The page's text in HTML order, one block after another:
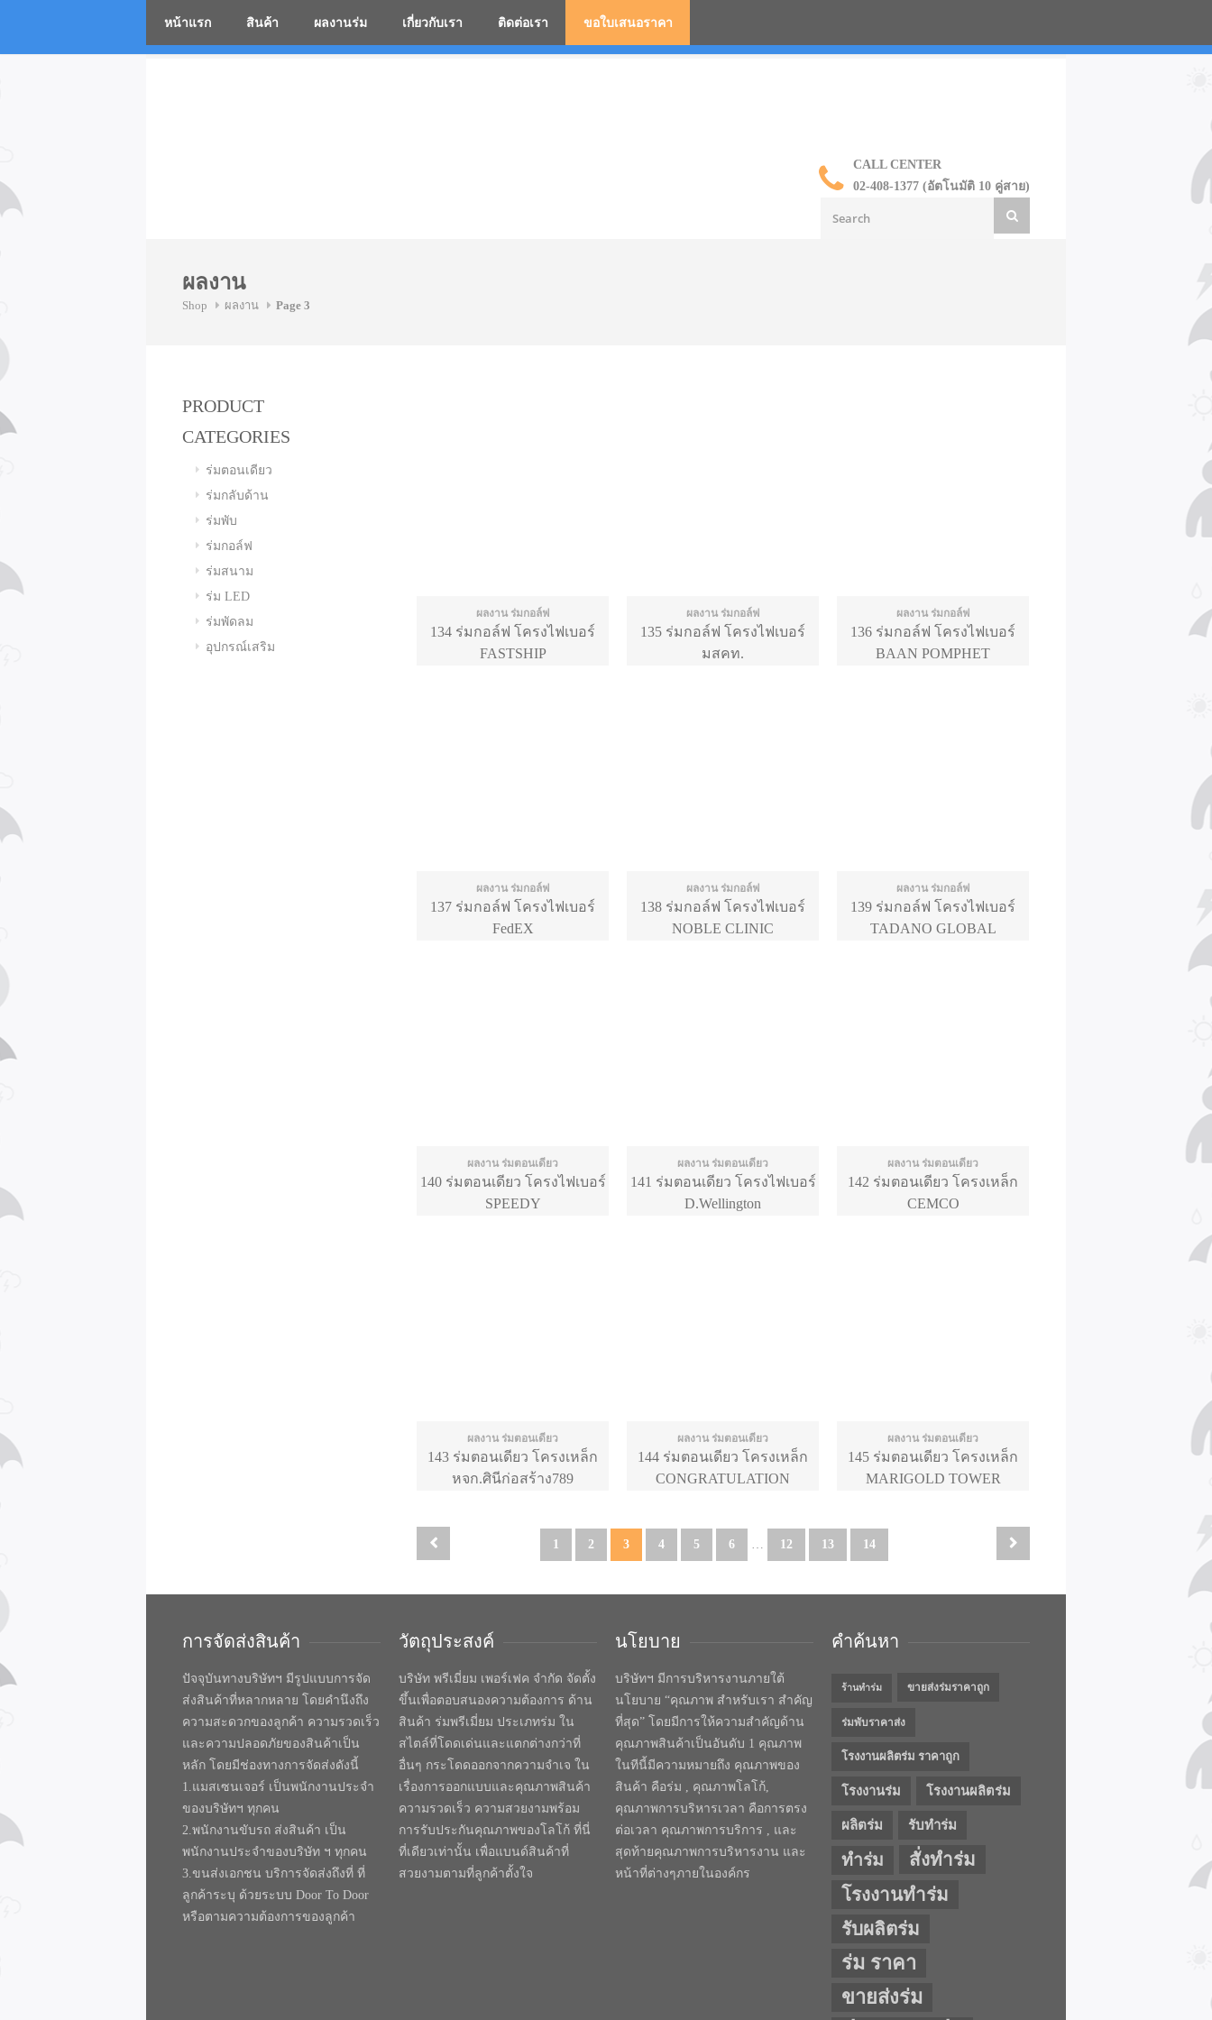
CALL CENTER
02-408-1377 (อัตโนมัติ 10 คู่สาย)
หน้าแรก สินค้า ผลงานร่ม เกี่ยวกับเรา ติดต่อเรา ขอใบเสนอราคา
ผลงาน
Shop ผลงาน Page 3
PRODUCT
CATEGORIES
ร่มตอนเดียว
ร่มกลับด้าน
ร่มพับ
ร่มกอล์ฟ
ร่มสนาม
ร่ม LED
ร่มพัดลม
อุปกรณ์เสริม
ผลงาน ร่มกอล์ฟ
134 ร่มกอล์ฟ โครงไฟเบอร์
FASTSHIP
ผลงาน ร่มกอล์ฟ
135 ร่มกอล์ฟ โครงไฟเบอร์
มสคท.
ผลงาน ร่มกอล์ฟ
136 ร่มกอล์ฟ โครงไฟเบอร์
BAAN POMPHET
ผลงาน ร่มกอล์ฟ
137 ร่มกอล์ฟ โครงไฟเบอร์
FedEX
ผลงาน ร่มกอล์ฟ
138 ร่มกอล์ฟ โครงไฟเบอร์
NOBLE CLINIC
ผลงาน ร่มกอล์ฟ
139 ร่มกอล์ฟ โครงไฟเบอร์
TADANO GLOBAL
ผลงาน ร่มตอนเดียว
140 ร่มตอนเดียว โครงไฟเบอร์
SPEEDY
ผลงาน ร่มตอนเดียว
141 ร่มตอนเดียว โครงไฟเบอร์
D.Wellington
ผลงาน ร่มตอนเดียว
142 ร่มตอนเดียว โครงเหล็ก
CEMCO
ผลงาน ร่มตอนเดียว
143 ร่มตอนเดียว โครงเหล็ก
หจก.ศินีก่อสร้าง789
ผลงาน ร่มตอนเดียว
144 ร่มตอนเดียว โครงเหล็ก
CONGRATULATION
ผลงาน ร่มตอนเดียว
145 ร่มตอนเดียว โครงเหล็ก
MARIGOLD TOWER
1 2 3 4 5 6 … 12 13 14
การจัดส่งสินค้า
ปัจจุบันทางบริษัทฯ มีรูปแบบการจัด
ส่งสินค้าที่หลากหลาย โดยคำนึงถึง
ความสะดวกของลูกค้า ความรวดเร็ว
และความปลอดภัยของสินค้าเป็น
หลัก โดยมีช่องทางการจัดส่งดังนี้
1.แมสเซนเจอร์ เป็นพนักงานประจำ
ของบริษัทฯ ทุกคน
2.พนักงานขับรถ ส่งสินค้า เป็น
พนักงานประจำของบริษัท ฯ ทุกคน
3.ขนส่งเอกชน บริการจัดส่งถึงที่ ที่
ลูกค้าระบุ ด้วยระบบ Door To Door
หรือตามความต้องการของลูกค้า
วัตถุประสงค์
บริษัท พรีเมี่ยม เพอร์เฟค จำกัด จัดตั้ง
ขึ้นเพื่อตอบสนองความต้องการ ด้าน
สินค้า ร่มพรีเมี่ยม ประเภทร่ม ใน
สไตล์ที่โดดเด่นและแตกต่างกว่าที่
อื่นๆ กระโดดออกจากความจำเจ ใน
เรื่องการออกแบบและคุณภาพสินค้า
ความรวดเร็ว ความสวยงามพร้อม
การรับประกันคุณภาพของโลโก้ ที่นี่
ที่เดียวเท่านั้น เพื่อแบนด์สินค้าที่
สวยงามตามที่ลูกค้าตั้งใจ
นโยบาย
บริษัทฯ มีการบริหารงานภายใต้
นโยบาย “คุณภาพ สำหรับเรา สำคัญ
ที่สุด” โดยมีการให้ความสำคัญด้าน
คุณภาพสินค้าเป็นอันดับ 1 คุณภาพ
ในทีนี้มีความหมายถึง คุณภาพของ
สินค้า คือร่ม , คุณภาพโลโก้,
คุณภาพการบริหารเวลา คือการตรง
ต่อเวลา คุณภาพการบริการ , และ
สุดท้ายคุณภาพการบริหารงาน และ
หน้าที่ต่างๆภายในองค์กร
คำค้นหา
ร้านทำร่ม ขายส่งร่มราคาถูก
ร่มพับราคาส่ง
โรงงานผลิตร่ม ราคาถูก
โรงงานร่ม โรงงานผลิตร่ม
ผลิตร่ม รับทำร่ม
ทำร่ม
สั่งทำร่ม
โรงงานทำร่ม
รับผลิตร่ม
ร่ม ราคา
ขายส่งร่ม
โรงงานร่มสกรีนโลโก้ ร่มพรีเมี่ยม ร่มตอนเดียว ร่มกอล์ฟ ร่มกลับด้าน ราคาส่ง